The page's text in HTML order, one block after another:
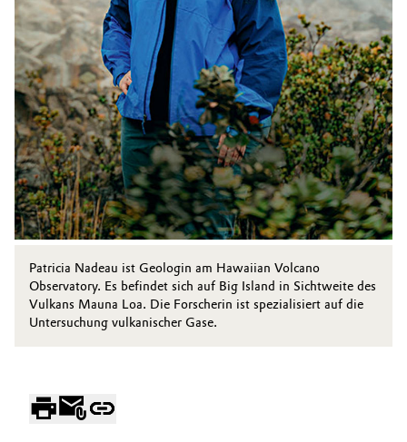
Patricia Nadeau ist Geologin am Hawaiian Volcano
Observatory. Es befindet sich auf Big Island in Sichtweite des
Vulkans Mauna Loa. Die Forscherin ist spezialisiert auf die
Untersuchung vulkanischer Gase.